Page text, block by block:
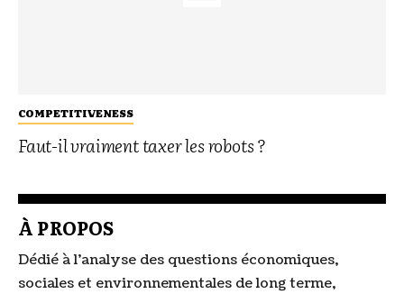
COMPETITIVENESS
Faut-il vraiment taxer les robots ?
À PROPOS
Dédié à l’analyse des questions économiques,
sociales et environnementales de long terme,